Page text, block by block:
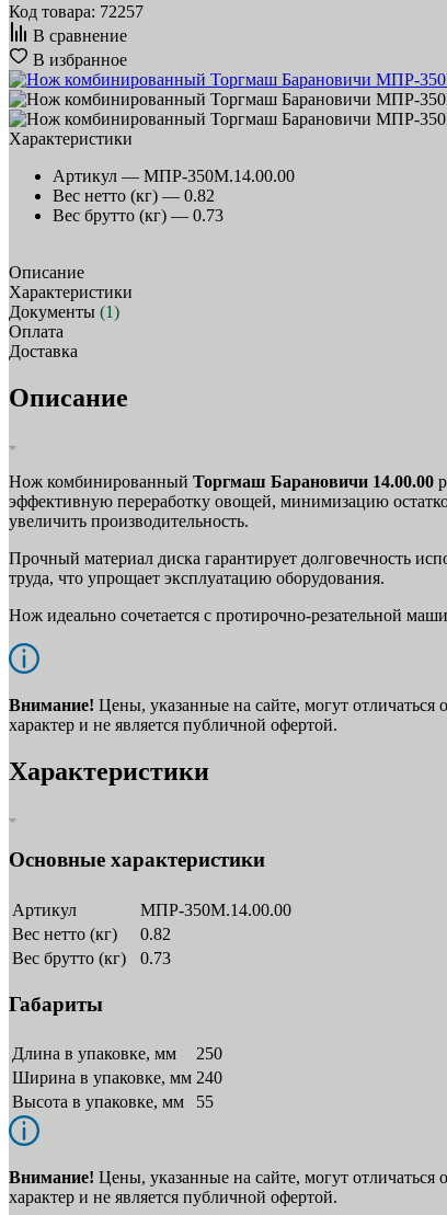
Код товара: 72257
В сравнение
В избранное
Характеристики
Артикул — МПР-350М.14.00.00
Вес нетто (кг) — 0.82
Вес брутто (кг) — 0.73
Описание
Характеристики
Документы (1)
Оплата
Доставка
Описание
Нож комбинированный Торгмаш Барановичи 14.00.00
эффективную переработку овощей, минимизацию
увеличить производительность.
Прочный материал диска гарантирует долговечность
труда, что упрощает эксплуатацию оборудования.
Нож идеально сочетается с протирочно-резательной
Внимание! Цены, указанные на сайте, могут
характер и не является публичной офертой.
Характеристики
Основные характеристики
Артикул
МПР-350М.14.00.00
Вес нетто (кг)
0.82
Вес брутто (кг)
0.73
Габариты
Длина в упаковке, мм
250
Ширина в упаковке, мм 240
Высота в упаковке, мм
55
Внимание! Цены, указанные на сайте, могут
характер и не является публичной офертой.